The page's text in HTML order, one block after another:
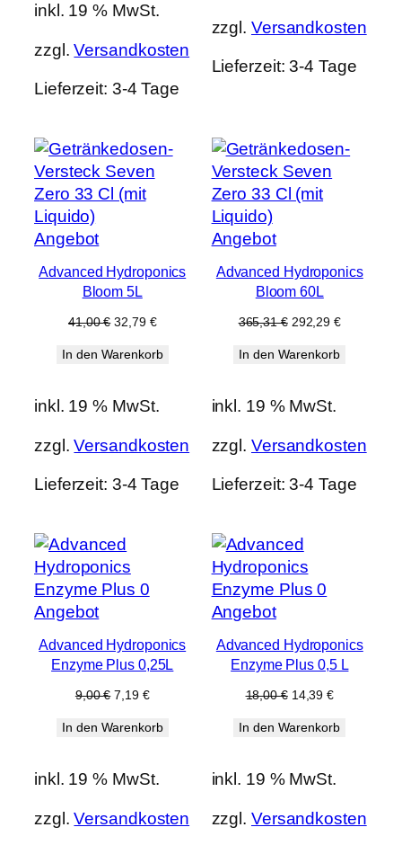
inkl. 19 % MwSt.
zzgl.Versandkosten
Lieferzeit: 3-4 Tage
zzgl. Versandkosten
Lieferzeit:3-4 Tage
AngebotProdukt
Angebot
Advanced Hydroponics
Bloom 5L
41,00€ Ursprünglicher
war:
32,79 €Aktueller
ist:
In den Warenkorb
inkl. 19 % MwSt.
zzgl.Versandkosten
Lieferzeit: 3-4 Tage
AngebotProdukt
Angebot
Advanced Hydroponics
Bloom 60L
365,31€ Ursprünglicher
war:
292,29€Aktueller
ist:
In den Warenkorb
inkl. 19 % MwSt.
zzgl. Versandkosten
Lieferzeit:3-4 Tage
AngebotProdukt
Angebot
Advanced Hydroponics
Enzyme Plus 0,25L
9,00€ Ursprünglicher
war:
7,19 €Aktueller
ist:
In den Warenkorb
inkl. 19 % MwSt.
zzgl.Versandkosten
AngebotProdukt
Angebot
Advanced Hydroponics
Enzyme Plus 0,5 L
18,00€ Ursprünglicher
war:
14,39€Aktueller
ist:
In den Warenkorb
inkl. 19 % MwSt.
zzgl. Versandkosten